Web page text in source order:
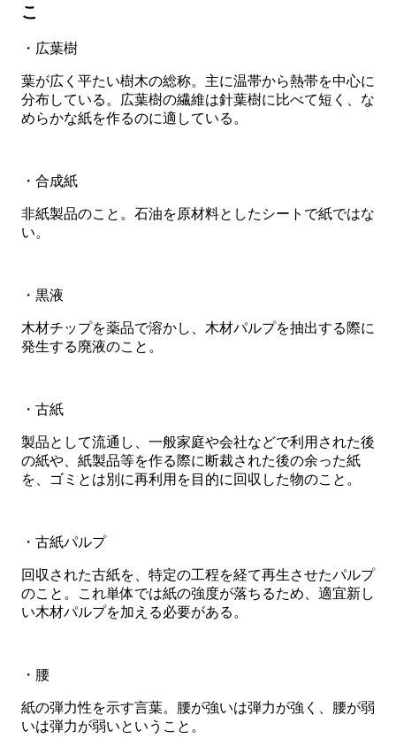
こ
・広葉樹
葉が広く平たい樹木の総称。主に温帯から熱帯を中心に
分布している。広葉樹の繊維は針葉樹に比べて短く、な
めらかな紙を作るのに適している。
・合成紙
非紙製品のこと。石油を原材料としたシートで紙ではな
い。
・黒液
木材チップを薬品で溶かし、木材パルプを抽出する際に
発生する廃液のこと。
・古紙
製品として流通し、一般家庭や会社などで利用された後
の紙や、紙製品等を作る際に断裁された後の余った紙
を、ゴミとは別に再利用を目的に回収した物のこと。
・古紙パルプ
回収された古紙を、特定の工程を経て再生させたパルプ
のこと。これ単体では紙の強度が落ちるため、適宜新し
い木材パルプを加える必要がある。
・腰
紙の弾力性を示す言葉。腰が強いは弾力が強く、腰が弱
いは弾力が弱いということ。